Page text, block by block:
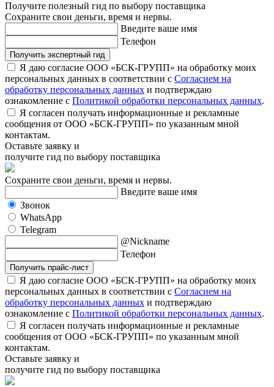
Получите полезный гид по выбору поставщика
Сохраните свои деньги, время и нервы.
Введите ваше имя
Телефон
Получить экспертный гид
Я даю согласие ООО «БСК-ГРУПП» на обработку моих
персональных данных в соответствии с Согласием на
обработку персональных данных и подтверждаю
ознакомление с Политикой обработки персональных данных.
Я согласен получать информационные и рекламные
сообщения от ООО «БСК-ГРУПП» по указанным мной
контактам.
Оставьте заявку и
получите гид по выбору поставщика
Сохраните свои деньги, время и нервы.
Введите ваше имя
Звонок
WhatsApp
Telegram
@Nickname
Телефон
Получить прайс-лист
Я даю согласие ООО «БСК-ГРУПП» на обработку моих
персональных данных в соответствии с Согласием на
обработку персональных данных и подтверждаю
ознакомление с Политикой обработки персональных данных.
Я согласен получать информационные и рекламные
сообщения от ООО «БСК-ГРУПП» по указанным мной
контактам.
Оставьте заявку и
получите гид по выбору поставщика